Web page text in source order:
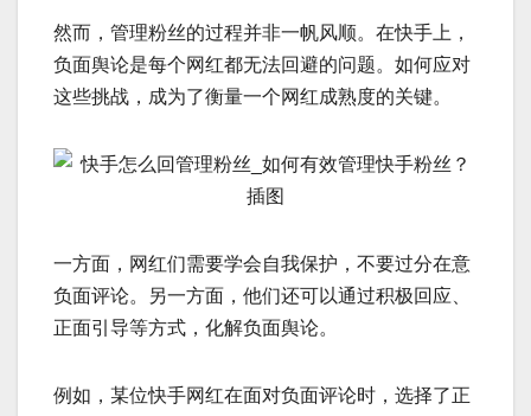
然而，管理粉丝的过程并非一帆风顺。在快手上，
负面舆论是每个网红都无法回避的问题。如何应对
这些挑战，成为了衡量一个网红成熟度的关键。
一方面，网红们需要学会自我保护，不要过分在意
负面评论。另一方面，他们还可以通过积极回应、
正面引导等方式，化解负面舆论。
例如，某位快手网红在面对负面评论时，选择了正